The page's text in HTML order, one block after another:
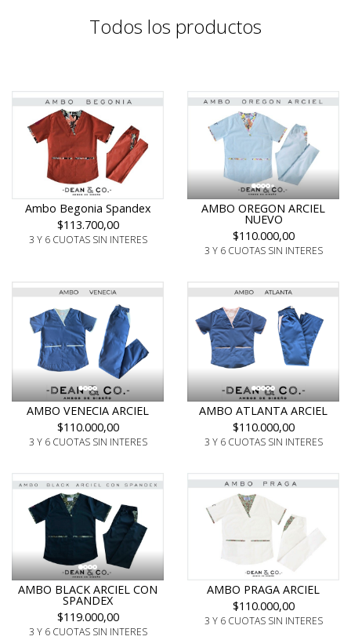
Todos los productos
Ambo Begonia Spandex
$113.700,00
3 Y 6 CUOTAS SIN INTERES
AMBO OREGON ARCIEL
NUEVO
$110.000,00
3 Y 6 CUOTAS SIN INTERES
AMBO VENECIA ARCIEL
$110.000,00
3 Y 6 CUOTAS SIN INTERES
AMBO ATLANTA ARCIEL
$110.000,00
3 Y 6 CUOTAS SIN INTERES
AMBO BLACK ARCIEL CON
SPANDEX
$119.000,00
3 Y 6 CUOTAS SIN INTERES
AMBO PRAGA ARCIEL
$110.000,00
3 Y 6 CUOTAS SIN INTERES